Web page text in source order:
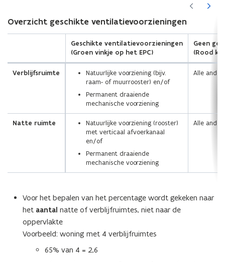
Overzicht geschikte ventilatievoorzieningen
Geschikte ventilatievoorzieningen
(Groen vinkje op het EPC)
Geen
(Rood
Verblijfsruimte
Natuurlijke voorziening (bijv.
raam- of muurrooster) en/of
Permanent draaiende
mechanische voorziening
Alle
Natte ruimte
Natuurlijke voorziening (rooster)
met verticaal afvoerkanaal
en/of
Permanent draaiende
mechanische voorziening
Alle
Voor het bepalen van het percentage wordt gekeken naar
het aantal natte of verblijfruimtes, niet naar de
oppervlakte
Voorbeeld: woning met 4 verblijfruimtes
65% van 4 = 2,6